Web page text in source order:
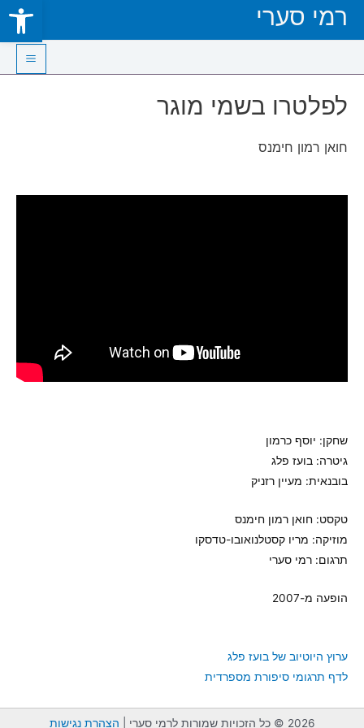
Open toolbar
Skip
רמי סערי
Main
לפלטרו בשמי מוגר
חואן רמון חימנס
שחקן: יוסף כרמון
גיטרה: בועז פלג
בובנאית: מעיין רזניק
טקסט: חואן רמון חימנס
מוזיקה: מריו קסטלנואובו-טדסקו
תרגום: רמי סערי
הופעה מ-2007
ערוץ היוטיוב של בועז פלג
לדף תרגומי סיפורת מספרדית
2026 © כל הזכויות שמורות לרמי סערי | הצהרת נגישות